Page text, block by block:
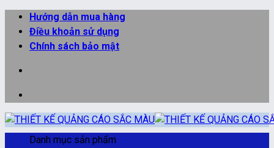
qua
Hướng dẫn mua hàng
Điều khoản sử dụng
Chính sách bảo mật
Danh mục sản phẩm